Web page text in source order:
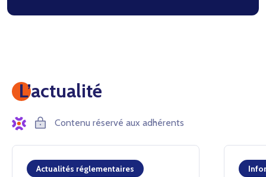
L’actualité
Contenu réservé aux adhérents
Actualités réglementaires